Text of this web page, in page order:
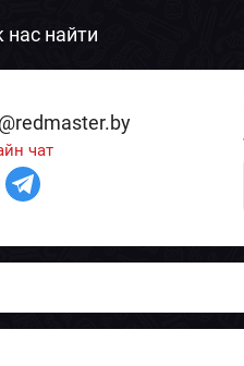
нас найти
чат